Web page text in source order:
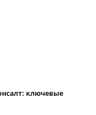
ключевые